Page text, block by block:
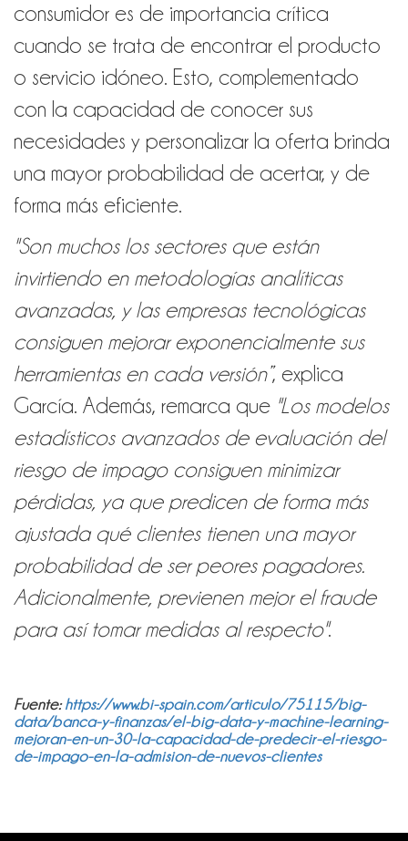
consumidor es de importancia crítica
cuando se trata de encontrar el producto
o servicio idóneo. Esto, complementado
con la capacidad de conocer sus
necesidades y personalizar la oferta brinda
una mayor probabilidad de acertar, y de
forma más eficiente.
"Son muchos los sectores que están
invirtiendo en metodologías analíticas
avanzadas, y las empresas tecnológicas
consiguen mejorar exponencialmente sus
herramientas en cada versión”, explica
García. Además, remarca que "Los modelos
estadísticos avanzados de evaluación del
riesgo de impago consiguen minimizar
pérdidas, ya que predicen de forma más
ajustada qué clientes tienen una mayor
probabilidad de ser peores pagadores.
Adicionalmente, previenen mejor el fraude
para así tomar medidas al respecto".
Fuente:https://www.bi-spain.com/articulo/75115/big-
data/banca-y-finanzas/el-big-data-y-machine-learning-
mejoran-en-un-30-la-capacidad-de-predecir-el-riesgo-
de-impago-en-la-admision-de-nuevos-clientes